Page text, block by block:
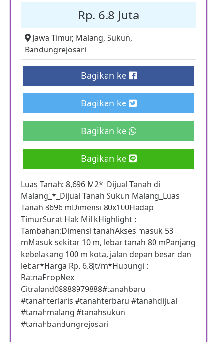
Rp. 6.8 Juta
Jawa Timur, Malang, Sukun,
Bandungrejosari
Bagikan ke
Bagikan ke
Bagikan ke
Bagikan ke
Luas Tanah: 8,696 M2*_Dijual Tanah di
Malang_*_Dijual Tanah Sukun Malang_Luas
Tanah 8696 mDimensi 80x100Hadap
TimurSurat Hak MilikHighlight :
Tambahan:Dimensi tanahAkses masuk 58
mMasuk sekitar 10 m, lebar tanah 80 mPanjang
kebelakang 100 m kota, jalan depan besar dan
lebar*Harga Rp. 6.8Jt/m*Hubungi :
RatnaPropNex
Citraland08888979888#tanahbaru
#tanahterlaris #tanahterbaru #tanahdijual
#tanahmalang #tanahsukun
#tanahbandungrejosari